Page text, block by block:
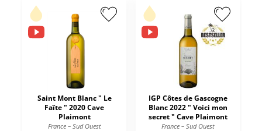
Saint Mont Blanc " Le
Faîte " 2020 Cave
Plaimont
France – Sud Ouest
IGP Côtes de Gascogne
Blanc 2022 " Voici mon
secret " Cave Plaimont
France – Sud Ouest